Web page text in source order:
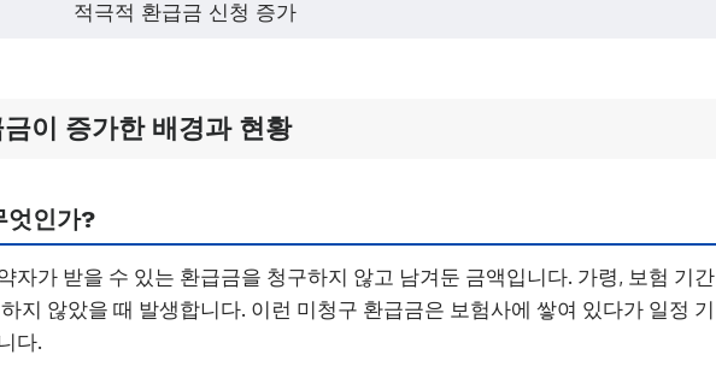
적극적 환급금 신청 증가
이 증가한 배경과 현황
엇인가?
자가 받을 수 있는 환급금을 청구하지 않고 남겨둔 금액입니다. 가령, 보험 기간
지 않았을 때 발생합니다. 이런 미청구 환급금은 보험사에 쌓여 있다가 일정 기
다.